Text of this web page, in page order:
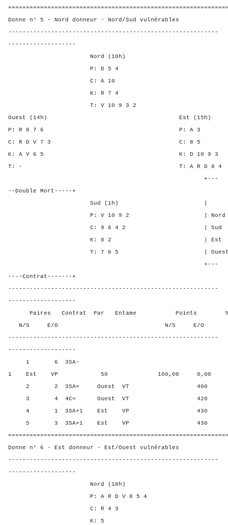
Donne n° 5 - Nord donneur - Nord/Sud vulnérables
-----------------------------------------------------------
-------------------
Nord (10h)
P: D 5 4
C: A 10
K: R 7 4
T: V 10 9 3 2
Ouest (14h) Est (15h)
P: R 8 7 6 P:
C: R D V 7 3 C:
K: A V 6 5 K: D 10
T: - T: A R D
+---
--Double Mort-----+
Sud (1h) | SA P C
P: V 10 9 2 | Nord -
C: 9 6 4 2 | Sud - -
K: 8 2 | Est 4 3 5
T: 7 6 5 | Ouest 4 3
+---
----Contrat-------+
-----------------------------------------------------------
-------------------
Paires Contrat Par Entame Points %
N/S E/O N/S E/O N/
-----------------------------------------------------------
-------------------
1 6 3SA-
1 Est VP 50 100,00 0,00
2 2 3SA= Ouest VT 400
3 4 4C= Ouest VT 420
4 1 3SA+1 Est VP 430
5 3 3SA+1 Est VP 430
Donne n° 6 - Est donneur - Est/Ouest vulnérables
-----------------------------------------------------------
-------------------
Nord (18h)
P: A R D V 8 5 4
C: R 4 3
K: 5